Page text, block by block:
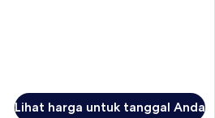
Lihat harga untuk tanggal Anda